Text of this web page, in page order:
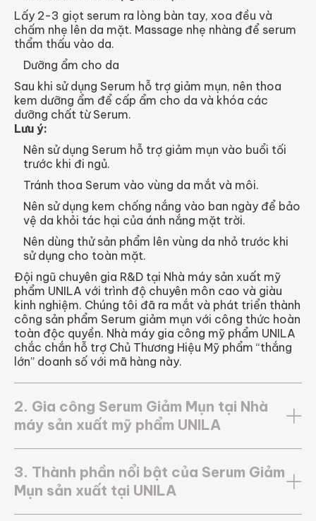
Lấy 2-3 giọt serum ra lòng bàn tay, xoa đều và
chấm nhẹ lên da mặt. Massage nhẹ nhàng để serum
thẩm thấu vào da.
Dưỡng ẩm cho da
Sau khi sử dụng Serum hỗ trợ giảm mụn, nên thoa
kem dưỡng ẩm để cấp ẩm cho da và khóa các
dưỡng chất từ Serum.
Lưu ý:
Nên sử dụng Serum hỗ trợ giảm mụn vào buổi tối
trước khi đi ngủ.
Tránh thoa Serum vào vùng da mắt và môi.
Nên sử dụng kem chống nắng vào ban ngày để bảo
vệ da khỏi tác hại của ánh nắng mặt trời.
Nên dùng thử sản phẩm lên vùng da nhỏ trước khi
sử dụng cho toàn mặt.
Đội ngũ chuyên gia R&D tại Nhà máy sản xuất mỹ
phẩm UNILA với trình độ chuyên môn cao và giàu
kinh nghiệm. Chúng tôi đã ra mắt và phát triển thành
công sản phẩm Serum giảm mụn với công thức hoàn
toàn độc quyền. Nhà máy gia công mỹ phẩm UNILA
chắc chắn hỗ trợ Chủ Thương Hiệu Mỹ phẩm “thắng
lớn” doanh số với mã hàng này.
2. Gia công Serum Giảm Mụn tại Nhà
máy sản xuất mỹ phẩm UNILA
3. Thành phần nổi bật của Serum Giảm
Mụn sản xuất tại UNILA